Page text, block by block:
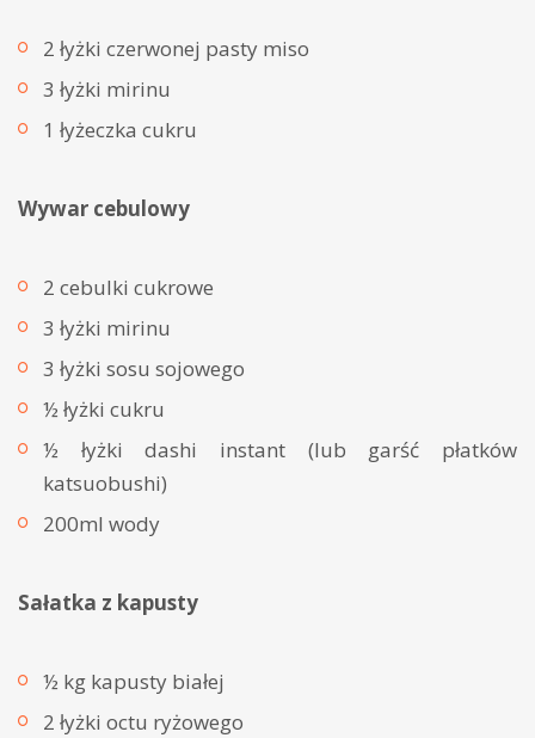
2 łyżki czerwonej pasty miso
3 łyżki mirinu
1 łyżeczka cukru
Wywar cebulowy
2 cebulki cukrowe
3 łyżki mirinu
3 łyżki sosu sojowego
½ łyżki cukru
½ łyżki dashi instant (lub garść płatków
katsuobushi)
200ml wody
Sałatka z kapusty
½ kg kapusty białej
2 łyżki octu ryżowego